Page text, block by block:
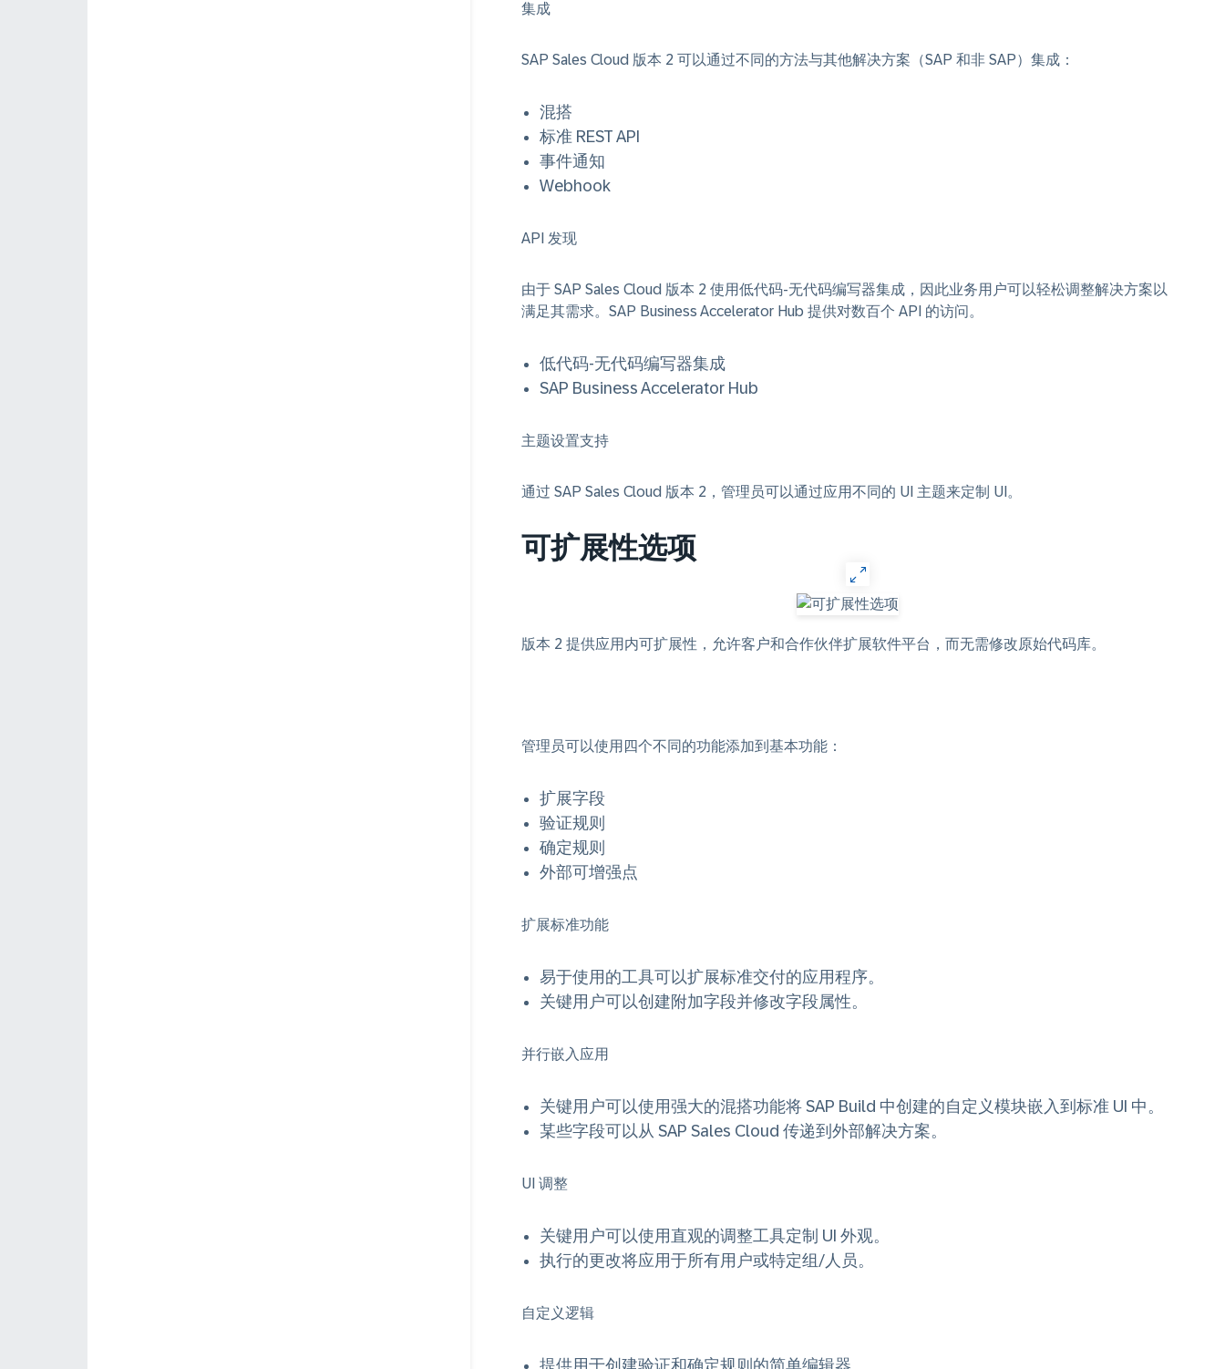
集成
SAP Sales Cloud 版本 2 可以通过不同的方法与其他解决方案（SAP 和非 SAP）集成：
混搭
标准 REST API
事件通知
Webhook
API 发现
由于 SAP Sales Cloud 版本 2 使用低代码-无代码编写器集成，因此业务用户可以轻松调整解决方案以
满足其需求。SAP Business Accelerator Hub 提供对数百个 API 的访问。
低代码-无代码编写器集成
SAP Business Accelerator Hub
主题设置支持
通过 SAP Sales Cloud 版本 2，管理员可以通过应用不同的 UI 主题来定制 UI。
可扩展性选项
版本 2 提供应用内可扩展性，允许客户和合作伙伴扩展软件平台，而无需修改原始代码库。
管理员可以使用四个不同的功能添加到基本功能：
扩展字段
验证规则
确定规则
外部可增强点
扩展标准功能
易于使用的工具可以扩展标准交付的应用程序。
关键用户可以创建附加字段并修改字段属性。
并行嵌入应用
关键用户可以使用强大的混搭功能将 SAP Build 中创建的自定义模块嵌入到标准 UI 中。
某些字段可以从 SAP Sales Cloud 传递到外部解决方案。
UI 调整
关键用户可以使用直观的调整工具定制 UI 外观。
执行的更改将应用于所有用户或特定组/人员。
自定义逻辑
提供用于创建验证和确定规则的简单编辑器。